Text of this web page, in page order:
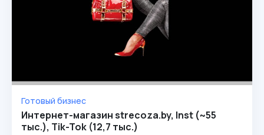
Готовый бизнес
Интернет-магазин strecoza.by, Inst (~55
тыс.), Tik-Tok (12,7 тыс.)